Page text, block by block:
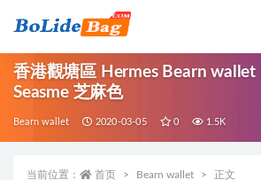
香港觀塘區 Hermes Bearn wallet
Seasme 芝麻色
Bearn wallet 2020-03-05 0 1.5K
当前位置： 首页 Bearn wallet 正文